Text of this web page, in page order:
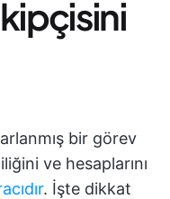
bir görev
ve hesaplarını
. İşte dikkat